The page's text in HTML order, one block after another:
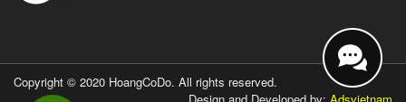
Copyright © 2020 HoangCoDo. All rights reserved.
Design and Developed by: Adsvietnam